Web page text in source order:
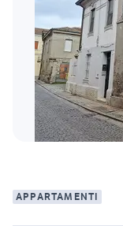
APPARTAMENTI